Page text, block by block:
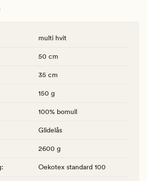
multi hvit
50 cm
35 cm
150 g
100% bomull
Glidelås
2600 g
: Oekotex standard 100